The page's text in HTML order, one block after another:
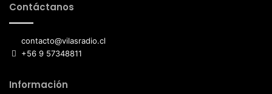
Contáctanos
contacto@vilasradio.cl
+56 9 57348811
Información